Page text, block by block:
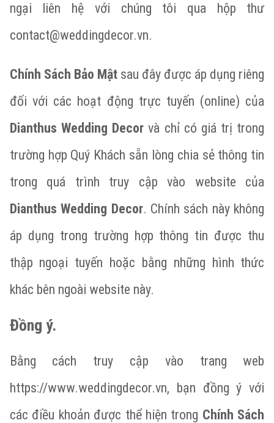
ngại liên hệ với chúng tôi qua hộp thư
contact@weddingdecor.vn.
Chính Sách Bảo Mậtsau đây được áp dụng riêng
đối với các hoạt động trực tuyến (online) của
Dianthus Wedding Decor và chỉ có giá trị trong
trường hợp Quý Khách sẵn lòng chia sẻ thông tin
trong quá trình truy cập vào website của
Dianthus Wedding Decor. Chính sách này không
áp dụng trong trường hợp thông tin được thu
thập ngoại tuyến hoặc bằng những hình thức
khác bên ngoài website này.
Đồng ý.
Bằng cách truy cập vào trang web
https://www.weddingdecor.vn, bạn đồng ý với
các điều khoản được thể hiện trong Chính Sách